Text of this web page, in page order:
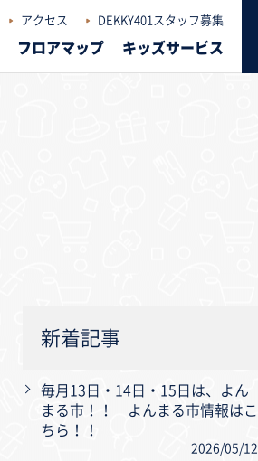
アクセス DEKKY401スタッフ募集
フロアマップ キッズサービス
新着記事
毎月13日・14日・15日は、よん
まる市！！ よんまる市情報はこ
ちら！！
2026/05/12